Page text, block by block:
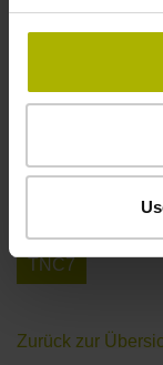
3 + 2 Achsen
NC-Programm
TNC7
Zurück zur